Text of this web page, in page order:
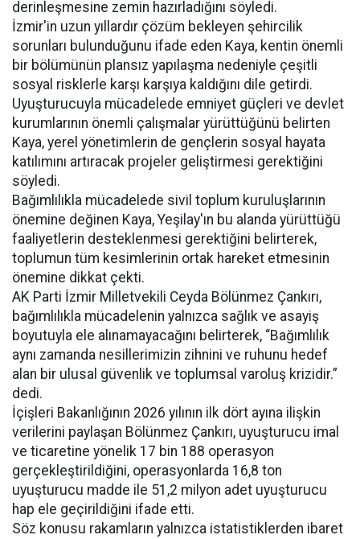
derinleşmesine zemin hazırladığını söyledi.
İzmir'in uzun yıllardır çözüm bekleyen şehircilik
sorunları bulunduğunu ifade eden Kaya, kentin önemli
bir bölümünün plansız yapılaşma nedeniyle çeşitli
sosyal risklerle karşı karşıya kaldığını dile getirdi.
Uyuşturucuyla mücadelede emniyet güçleri ve devlet
kurumlarının önemli çalışmalar yürüttüğünü belirten
Kaya, yerel yönetimlerin de gençlerin sosyal hayata
katılımını artıracak projeler geliştirmesi gerektiğini
söyledi.
Bağımlılıkla mücadelede sivil toplum kuruluşlarının
önemine değinen Kaya, Yeşilay'ın bu alanda yürüttüğü
faaliyetlerin desteklenmesi gerektiğini belirterek,
toplumun tüm kesimlerinin ortak hareket etmesinin
önemine dikkat çekti.
AK Parti İzmir Milletvekili Ceyda Bölünmez Çankırı,
bağımlılıkla mücadelenin yalnızca sağlık ve asayiş
boyutuyla ele alınamayacağını belirterek, “Bağımlılık
aynı zamanda nesillerimizin zihnini ve ruhunu hedef
alan bir ulusal güvenlik ve toplumsal varoluş krizidir.”
dedi.
İçişleri Bakanlığının 2026 yılının ilk dört ayına ilişkin
verilerini paylaşan Bölünmez Çankırı, uyuşturucu imal
ve ticaretine yönelik 17 bin 188 operasyon
gerçekleştirildiğini, operasyonlarda 16,8 ton
uyuşturucu madde ile 51,2 milyon adet uyuşturucu
hap ele geçirildiğini ifade etti.
Söz konusu rakamların yalnızca istatistiklerden ibaret